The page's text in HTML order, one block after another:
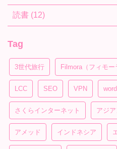
読書 (12)
Tag
3世代旅行 Filmora（フィモー
LCC SEO VPN
さくらインターネット アジ
アメッド インドネシア